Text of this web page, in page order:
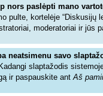
nors paslėpti mano
pulte, kortelėje “Diskusijų
moderatoriai ir jūs
neatsimenu savo
slaptažodis
ir paspauskite antAš